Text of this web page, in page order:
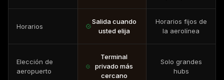
Horarios
Salida cuando
usted elija
Horarios fijos de
la aerolínea
Elección de
aeropuerto
Terminal
privado más
cercano
Solo grandes
hubs